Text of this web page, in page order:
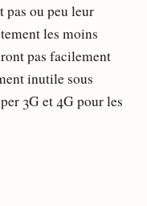
ou peu leur
les moins
pas facilement
inutile sous
3G et 4G pour les